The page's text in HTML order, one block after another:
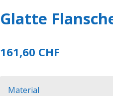
Glatte
161,60 CHF
Material